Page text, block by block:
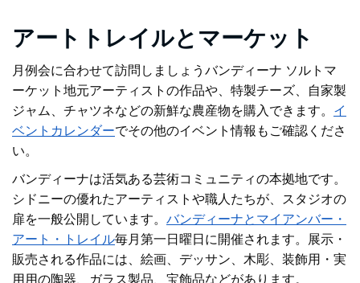
アートトレイルとマーケット
月例会に合わせて訪問しましょう バンディーナ ソルトマ
ーケット 地元アーティストの作品や、特製チーズ、自家製
ジャム、チャツネなどの新鮮な農産物を購入できます。 イ
ベントカレンダーでその他のイベント情報もご確認くださ
い。
バンディーナは活気ある芸術コミュニティの本拠地です。
シドニーの優れたアーティストや職人たちが、スタジオの
扉を一般公開しています。 バンディーナとマイアンバー・
アート・トレイル毎月第一日曜日に開催されます。展示・
販売される作品には、絵画、デッサン、木彫、装飾用・実
用用の陶器、ガラス製品、宝飾品などがあります。